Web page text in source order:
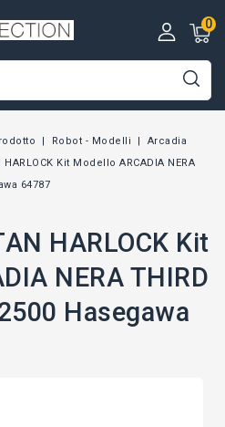
0
Robot - Modelli
Arcadia
Kit Modello ARCADIA NERA
64787
HARLOCK Kit
NERA THIRD
Hasegawa